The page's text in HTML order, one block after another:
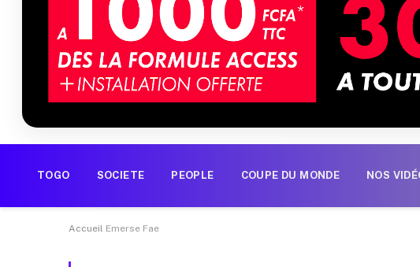
TOGO SOCIETE PEOPLE COUPE DU MONDE NOS
Accueil Emerse Fae